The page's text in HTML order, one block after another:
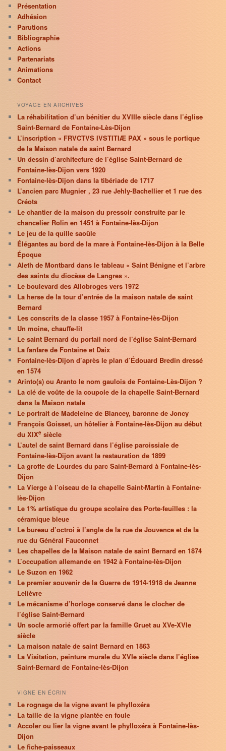
Présentation
Adhésion
Parutions
Bibliographie
Actions
Partenariats
Animations
Contact
VOYAGE EN ARCHIVES
La réhabilitation d’un bénitier du XVIIIe siècle dans l’église
Saint-Bernard de Fontaine-Lès-Dijon
L’inscription « FRVCTVS IVSTITIÆ PAX » sous le portique
de la Maison natale de saint Bernard
Un dessin d’architecture de l’église Saint-Bernard de
Fontaine-lès-Dijon vers 1920
Fontaine-lès-Dijon dans la tibériade de 1717
L’ancien parc Mugnier , 23 rue Jehly-Bachellier et 1 rue des
Créots
Le chantier de la maison du pressoir construite par le
chancelier Rolin en 1451 à Fontaine-lès-Dijon
Le jeu de la quille saoûle
Élégantes au bord de la mare à Fontaine-lès-Dijon à la Belle
Époque
Aleth de Montbard dans le tableau « Saint Bénigne et l’arbre
des saints du diocèse de Langres ».
Le boulevard des Allobroges vers 1972
La herse de la tour d’entrée de la maison natale de saint
Bernard
Les conscrits de la classe 1957 à Fontaine-lès-Dijon
Un moine, chauffe-lit
Le saint Bernard du portail nord de l’église Saint-Bernard
La fanfare de Fontaine et Daix
Fontaine-lès-Dijon d’après le plan d’Édouard Bredin dressé
en 1574
Arinto(s) ou Aranto le nom gaulois de Fontaine-Lès-Dijon ?
La clé de voûte de la coupole de la chapelle Saint-Bernard
dans la Maison natale
Le portrait de Madeleine de Blancey, baronne de Joncy
François Goisset, un hôtelier à Fontaine-lès-Dijon au début
du XIXe siècle
L’autel de saint Bernard dans l’église paroissiale de
Fontaine-lès-Dijon avant la restauration de 1899
La grotte de Lourdes du parc Saint-Bernard à Fontaine-lès-
Dijon
La Vierge à l’oiseau de la chapelle Saint-Martin à Fontaine-
lès-Dijon
Le 1% artistique du groupe scolaire des Porte-feuilles : la
céramique bleue
Le bureau d’octroi à l’angle de la rue de Jouvence et de la
rue du Général Fauconnet
Les chapelles de la Maison natale de saint Bernard en 1874
L’occupation allemande en 1942 à Fontaine-lès-Dijon
Le Suzon en 1962
Le premier souvenir de la Guerre de 1914-1918 de Jeanne
Lelièvre
Le mécanisme d’horloge conservé dans le clocher de
l’église Saint-Bernard
Un socle armorié offert par la famille Gruet au XVe-XVIe
siècle
La maison natale de saint Bernard en 1863
La Visitation, peinture murale du XVIe siècle dans l’église
Saint-Bernard de Fontaine-lès-Dijon
VIGNE EN ÉCRIN
Le rognage de la vigne avant le phylloxéra
La taille de la vigne plantée en foule
Accoler ou lier la vigne avant le phylloxéra à Fontaine-lès-
Dijon
Le fiche-paisseaux